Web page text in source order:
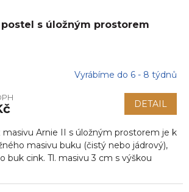
postel s úložným prostorem
Vyrábíme do 6 - 8 týdnů
DETAIL
masivu Arnie II s úložným prostorem je k
masivu buku (čistý nebo jádrový),
buk cink. Tl. masivu 3 cm s výškou